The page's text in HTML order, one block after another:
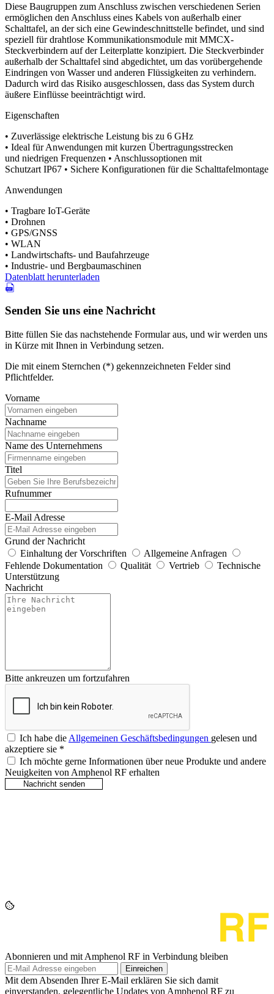
Diese Baugruppen zum Anschluss zwischen verschiedenen Serien
ermöglichen den Anschluss eines Kabels von außerhalb einer
Schalttafel, an der sich eine Gewindeschnittstelle befindet, und sind
speziell für drahtlose Kommunikationsmodule mit MMCX-
Steckverbindern auf der Leiterplatte konzipiert. Die Steckverbinder
außerhalb der Schalttafel sind abgedichtet, um das vorübergehende
Eindringen von Wasser und anderen Flüssigkeiten zu verhindern.
Dadurch wird das Risiko ausgeschlossen, dass das System durch
äußere Einflüsse beeinträchtigt wird.
Eigenschaften
• Zuverlässige elektrische Leistung bis zu 6 GHz
• Ideal für Anwendungen mit kurzen Übertragungsstrecken
und niedrigen Frequenzen • Anschlussoptionen mit
Schutzart IP67 • Sichere Konfigurationen für die Schalttafelmontage
Anwendungen
• Tragbare IoT-Geräte
• Drohnen
• GPS/GNSS
• WLAN
• Landwirtschafts- und Baufahrzeuge
• Industrie- und Bergbaumaschinen
Datenblatt herunterladen
Senden Sie uns eine Nachricht
Bitte füllen Sie das nachstehende Formular aus, und wir werden uns
in Kürze mit Ihnen in Verbindung setzen.
Die mit einem Sternchen (*) gekennzeichneten Felder sind
Pflichtfelder.
Vorname
Nachname
Name des Unternehmens
Titel
Rufnummer
E-Mail Adresse
Grund der Nachricht
Einhaltung der Vorschriften
Allgemeine Anfragen
Fehlende Dokumentation
Qualität Vertrieb
Technische
Unterstützung
Nachricht
Bitte ankreuzen um fortzufahren
Ich habe die Allgemeinen Geschäftsbedingungen gelesen und
akzeptiere sie *
Ich möchte gerne Informationen über neue Produkte und andere
Neuigkeiten von Amphenol RF erhalten
Abonnieren und mit Amphenol RF in Verbindung bleiben
Einreichen
Mit dem Absenden Ihrer E-Mail erklären Sie sich damit
einverstanden, gelegentliche Updates von Amphenol RF zu